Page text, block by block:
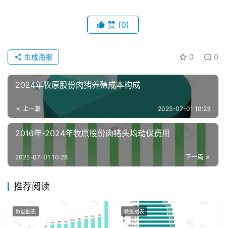
讯
闻
分
析
告
据
赞 (0)
0 0
生成海报
2024年牧原股份肉猪养殖成本构成
上一篇 2025-07-01 10:23
2016年-2024年牧原股份肉猪头均动保费用
下一篇
2025-07-01 10:28
推荐阅读
数据图表 数据图表